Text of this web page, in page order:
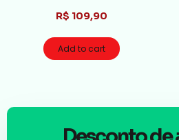
R$ 109,90
Add to cart